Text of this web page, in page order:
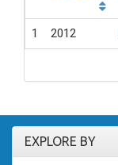
1 2012
EXPLORE BY